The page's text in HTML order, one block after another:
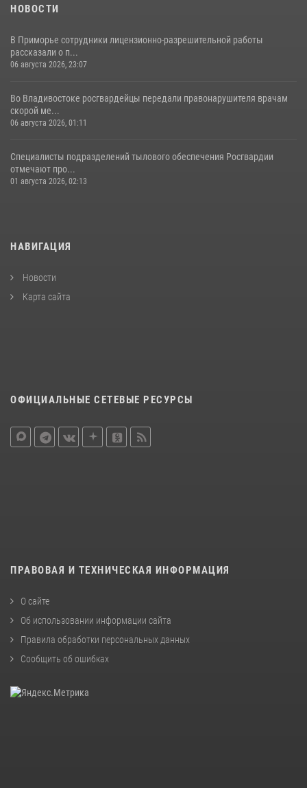
НОВОСТИ
В Приморье сотрудники лицензионно-разрешительной работы
рассказали о п...
06 августа 2026, 23:07
Во Владивостоке росгвардейцы передали правонарушителя врачам
скорой ме...
06 августа 2026, 01:11
Специалисты подразделений тылового обеспечения Росгвардии
отмечают про...
01 августа 2026, 02:13
НАВИГАЦИЯ
Новости
Карта сайта
ОФИЦИАЛЬНЫЕ СЕТЕВЫЕ РЕСУРСЫ
ПРАВОВАЯ И ТЕХНИЧЕСКАЯ ИНФОРМАЦИЯ
О сайте
Об использовании информации сайта
Правила обработки персональных данных
Сообщить об ошибках